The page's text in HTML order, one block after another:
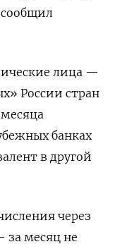
лица —
России стран
банках
в другой
через
за месяц не